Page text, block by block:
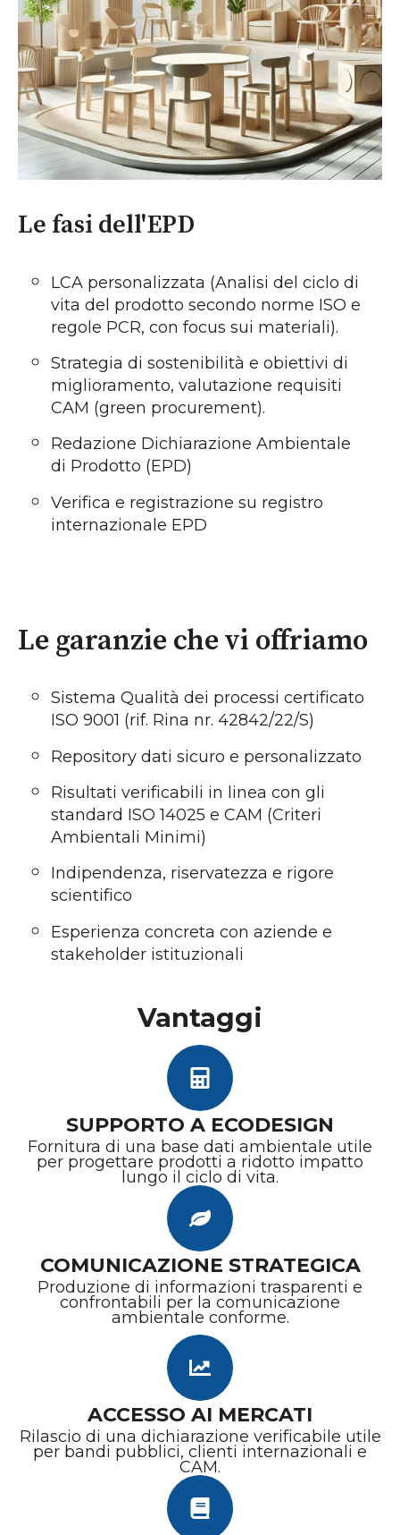
Le fasi dell'EPD
LCA personalizzata (Analisi del ciclo di
vita del prodotto secondo norme ISO e
regole PCR, con focus sui materiali).
Strategia di sostenibilità e obiettivi di
miglioramento, valutazione requisiti
CAM (green procurement).
Redazione Dichiarazione Ambientale
di Prodotto (EPD)
Verifica e registrazione su registro
internazionale EPD
Le garanzie che vi offriamo
Sistema Qualità dei processi certificato
ISO 9001 (rif. Rina nr. 42842/22/S)
Repository dati sicuro e personalizzato
Risultati verificabili in linea con gli
standard ISO 14025 e CAM (Criteri
Ambientali Minimi)
Indipendenza, riservatezza e rigore
scientifico
Esperienza concreta con aziende e
stakeholder istituzionali
Vantaggi
SUPPORTO A ECODESIGN
Fornitura di una base dati ambientale utile
per progettare prodotti a ridotto impatto
lungo il ciclo di vita.
COMUNICAZIONE STRATEGICA
Produzione di informazioni trasparenti e
confrontabili per la comunicazione
ambientale conforme.
ACCESSO AI MERCATI
Rilascio di una dichiarazione verificabile utile
per bandi pubblici, clienti internazionali e
CAM.